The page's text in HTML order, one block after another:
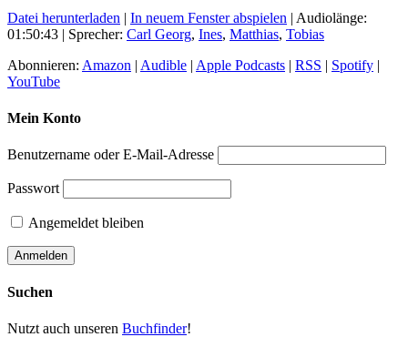
Datei herunterladen In neuem Fenster abspielen Audiolänge:
01:50:43 | Sprecher: Carl Georg, Ines, Matthias, Tobias
Abonnieren: Amazon Audible Apple Podcasts RSS Spotify
YouTube
Mein Konto
Benutzername oder E-Mail-Adresse
Passwort
Angemeldet bleiben
Suchen
Nutzt auch unseren Buchfinder!